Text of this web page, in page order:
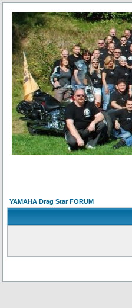
YAMAHA Drag Star FORUM